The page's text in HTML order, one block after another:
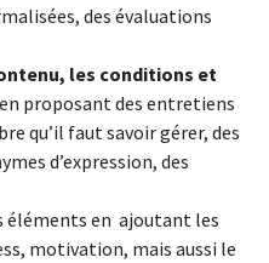
des évaluations
les conditions et
proposant des entretiens
qu’il faut savoir gérer, des
d’expression, des
éléments en ajoutant les
motivation, mais aussi le